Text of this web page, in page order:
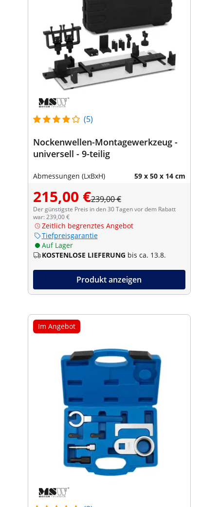
(5)
Nockenwellen-Montagewerkzeug -
universell - 9-teilig
Abmessungen (LxBxH) 59 x 50 x 14 cm
215,00 €239,00 €
Der günstigste Preis in den 30 Tagen vor dem Rabatt
war: 239,00 €
Zeitlich begrenztes Angebot
Tiefpreisgarantie
Auf Lager
KOSTENLOSE LIEFERUNG bis ca. 13.8.
Produkt anzeigen
Im Angebot